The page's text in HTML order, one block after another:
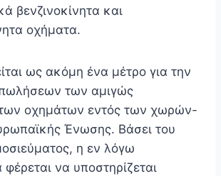
βενζινοκίνητα και
οχήματα.
ως ακόμη ένα μέτρο για την
των αμιγώς
οχημάτων εντός των χωρών-
Ένωσης. Βάσει του
η εν λόγω
να υποστηρίζεται